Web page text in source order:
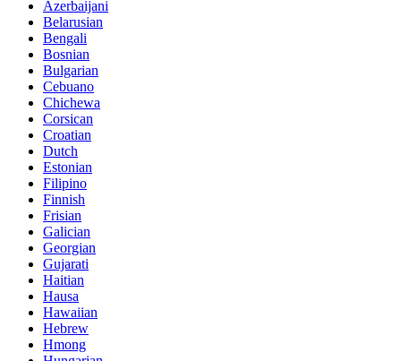
Azerbaijani
Belarusian
Bengali
Bosnian
Bulgarian
Cebuano
Chichewa
Corsican
Croatian
Dutch
Estonian
Filipino
Finnish
Frisian
Galician
Georgian
Gujarati
Haitian
Hausa
Hawaiian
Hebrew
Hmong